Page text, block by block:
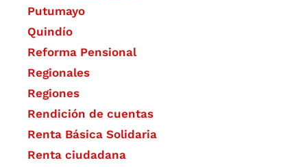
Putumayo
Quindío
Reforma Pensional
Regionales
Regiones
Rendición de cuentas
Renta Básica Solidaria
Renta ciudadana